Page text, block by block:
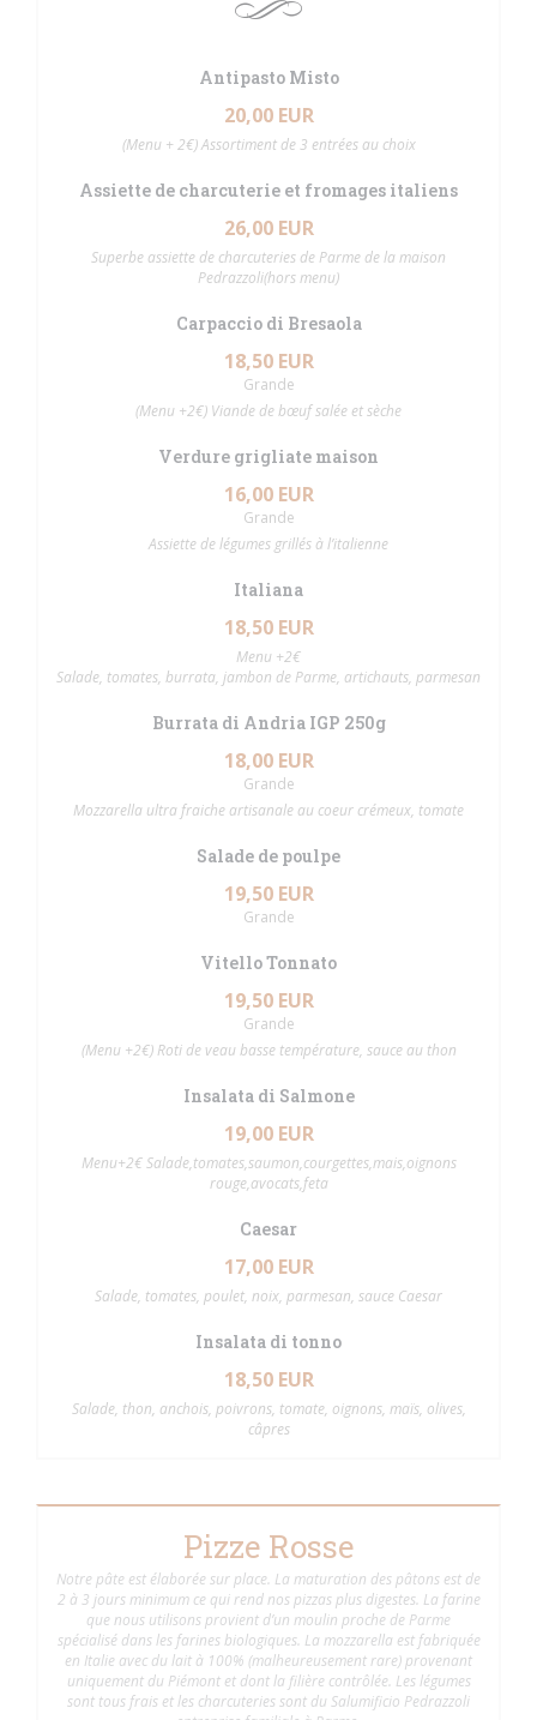
Antipasto Misto
20,00 EUR
(Menu + 2€) Assortiment de 3 entrées au choix
Assiette de charcuterie et fromages italiens
26,00 EUR
Superbe assiette de charcuteries de Parme de la maison
Pedrazzoli(hors menu)
Carpaccio di Bresaola
18,50 EUR
Grande
(Menu +2€) Viande de bœuf salée et sèche
Verdure grigliate maison
16,00 EUR
Grande
Assiette de légumes grillés à l’italienne
Italiana
18,50 EUR
Menu +2€
Salade, tomates, burrata, jambon de Parme, artichauts, parmesan
Burrata di Andria IGP 250g
18,00 EUR
Grande
Mozzarella ultra fraiche artisanale au coeur crémeux, tomate
Salade de poulpe
19,50 EUR
Grande
Vitello Tonnato
19,50 EUR
Grande
(Menu +2€) Roti de veau basse température, sauce au thon
Insalata di Salmone
19,00 EUR
Menu+2€ Salade,tomates,saumon,courgettes,mais,oignons
rouge,avocats,feta
Caesar
17,00 EUR
Salade, tomates, poulet, noix, parmesan, sauce Caesar
Insalata di tonno
18,50 EUR
Salade, thon, anchois, poivrons, tomate, oignons, maïs, olives,
câpres
Pizze Rosse
Notre pâte est élaborée sur place. La maturation des pâtons est de
2 à 3 jours minimum ce qui rend nos pizzas plus digestes. La farine
que nous utilisons provient d’un moulin proche de Parme
spécialisé dans les farines biologiques. La mozzarella est fabriquée
en Italie avec du lait à 100% (malheureusement rare) provenant
uniquement du Piémont et dont la filière contrôlée. Les légumes
sont tous frais et les charcuteries sont du Salumificio Pedrazzoli